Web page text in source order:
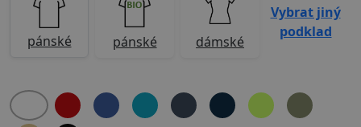
pánské pánské dámské
Vybrat jiný
podklad